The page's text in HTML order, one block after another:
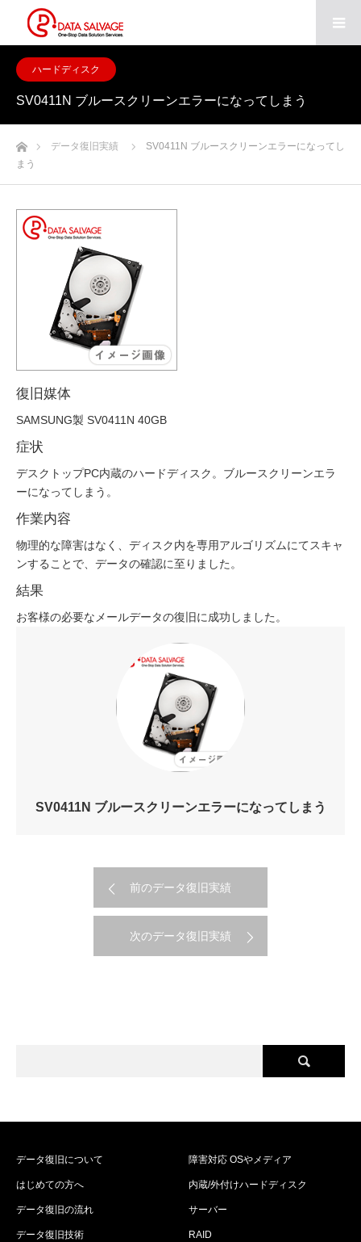
ハードディスク
SV0411N ブルースクリーンエラーになってしまう
ホームデータ復旧実績
SV0411N ブルースクリーンエラーになってし
まう
復旧媒体
SAMSUNG製 SV0411N 40GB
症状
デスクトップPC内蔵のハードディスク。ブルースクリーンエラ
ーになってしまう。
作業内容
物理的な障害はなく、ディスク内を専用アルゴリズムにてスキャ
ンすることで、データの確認に至りました。
結果
お客様の必要なメールデータの復旧に成功しました。
SV0411N ブルースクリーンエラーになってしまう
前のデータ復旧実績
次のデータ復旧実績
データ復旧について
はじめての方へ
データ復旧の流れ
データ復旧技術
障害対応 OSやメディア
内蔵/外付けハードディスク
サーバー
RAID